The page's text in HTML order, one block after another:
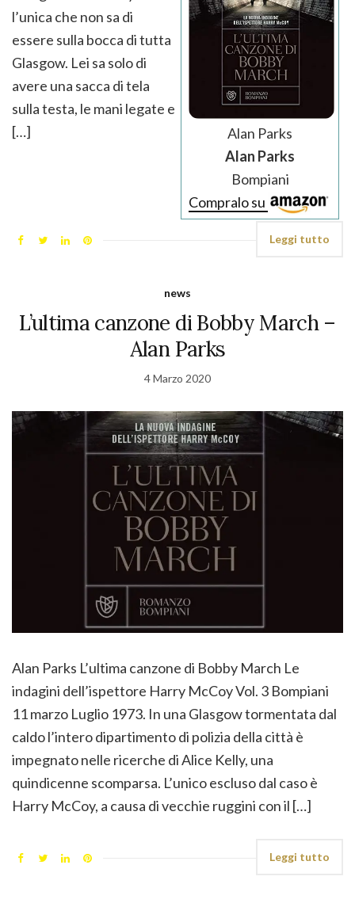
Alan Parks
Alan Parks
Bompiani
Compralo su
l’unica che non sa di
essere sulla bocca di tutta
Glasgow. Lei sa solo di
avere una sacca di tela
sulla testa, le mani legate e
[…]
Leggi tutto
news
L’ultima canzone di Bobby March –
Alan Parks
4 Marzo 2020
Alan Parks L’ultima canzone di Bobby March Le
indagini dell’ispettore Harry McCoy Vol. 3 Bompiani
11 marzo Luglio 1973. In una Glasgow tormentata dal
caldo l’intero dipartimento di polizia della città è
impegnato nelle ricerche di Alice Kelly, una
quindicenne scomparsa. L’unico escluso dal caso è
Harry McCoy, a causa di vecchie ruggini con il […]
Leggi tutto